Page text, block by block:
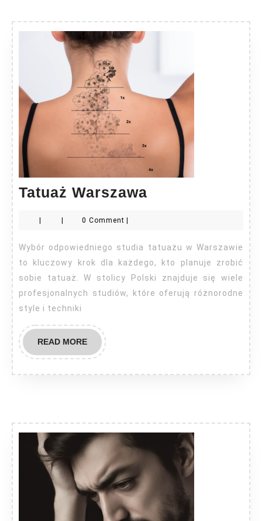
Tatuaż Warszawa
| | 0 Comment |
Wybór odpowiedniego studia tatuażu w Warszawie
to kluczowy krok dla każdego, kto planuje zrobić
sobie tatuaż. W stolicy Polski znajduje się wiele
profesjonalnych studiów, które oferują różnorodne
style i techniki
READ MOREREAD
MORE